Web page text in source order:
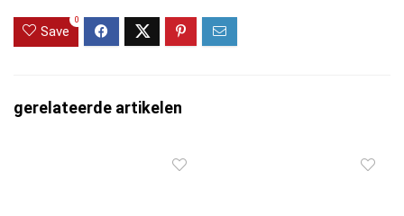
Save
0
gerelateerde artikelen